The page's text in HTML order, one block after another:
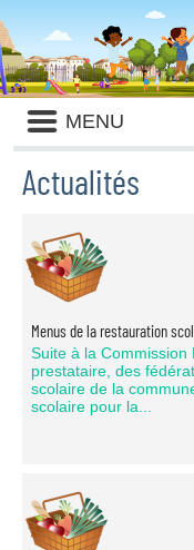
Liste
des
avertissements
MENU
Actualités
catégories
d'actualité
Menus de la restauration
Suite à la
prestataire, des
scolaire de la
scolaire pour la...